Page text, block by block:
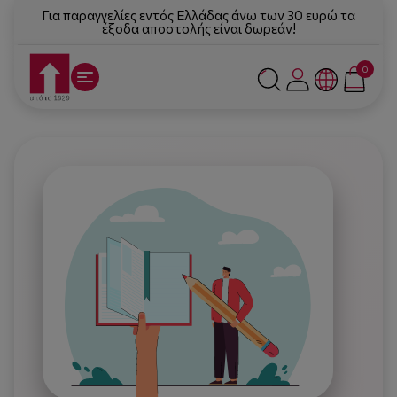
Για παραγγελίες εντός Ελλάδας άνω των 30 ευρώ τα
έξοδα αποστολής είναι δωρεάν!
0